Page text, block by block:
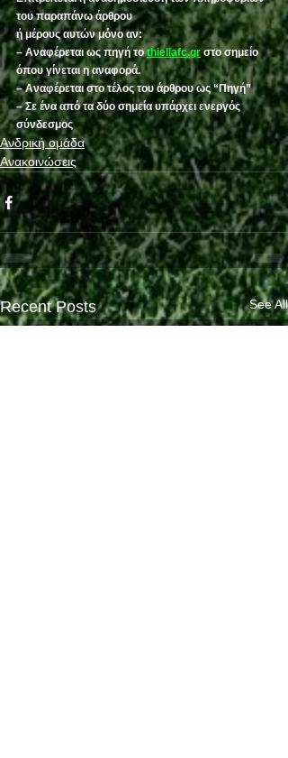
του παραπάνω άρθρου
ή μέρους αυτών μόνο αν:
– Αναφέρεται ως πηγή το thiellafc.gr στο σημείο
όπου γίνεται η αναφορά.
– Αναφέρεται στο τέλος του άρθρου ως “Πηγή”
– Σε ένα από τα δύο σημεία υπάρχει ενεργός
σύνδεσμος
Ανδρική ομάδα
Ανακοινώσεις
Recent Posts See All